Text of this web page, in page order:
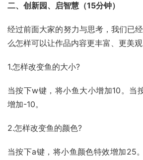
二、创新园、启智慧（15分钟）
经过前面大家的努力与思考，我们已
么怎样可以让作品内容更丰富、更美
1.怎样改变鱼的大小?
当按下w键，将小鱼大小增加10。当
增加-10。
2.怎样改变鱼的颜色?
当按下a键，将小鱼颜色特效增加25